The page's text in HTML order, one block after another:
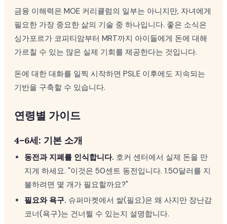
금융 이해력은 MOE 커리큘럼의 일부는 아니지만, 자녀에게
필요한 가장 중요한 삶의 기술 중 하나입니다. 좋은 소식은
싱가포르가 코피티암부터 MRT까지 아이들에게 돈에 대해
가르칠 수 있는 많은 실제 기회를 제공한다는 것입니다.
돈에 대한 대화를 일찍 시작하면 PSLE 이후에도 지속되는
기반을 구축할 수 있습니다.
연령별 가이드
4–6세: 기본 소개
동전과 지폐를 인식합니다. 호커 센터에서 실제 돈을 만
지게 하세요. "이것은 50센트 동전입니다. 1.50달러를 지
불하려면 몇 개가 필요할까요?"
필요와 욕구. 슈퍼마켓에서 쌀(필요)은 왜 사지만 장난감
코너(욕구)는 건너뛸 수 있는지 설명합니다.